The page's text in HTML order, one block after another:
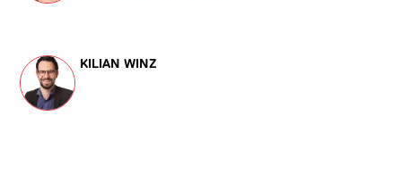
KILIAN WINZ